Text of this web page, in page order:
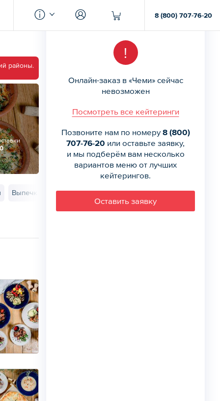
8 (800) 707-76-20
районы.
Выпечка Соусы Десерты
!
Онлайн-заказ в «Чеми» сейчас
невозможен
Посмотреть все кейтеринги
Позвоните нам по номеру 8 (800)
707-76-20 или оставьте заявку,
и мы подберём вам несколько
вариантов меню от лучших
кейтерингов.
Оставить заявку